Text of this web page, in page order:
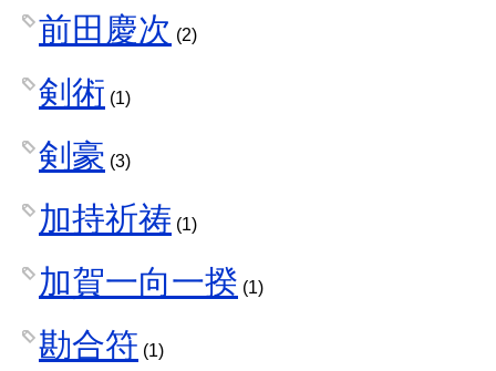
前田慶次 (2)
剣術 (1)
剣豪 (3)
加持祈祷 (1)
加賀一向一揆 (1)
勘合符 (1)